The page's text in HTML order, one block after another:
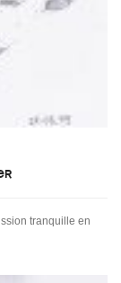
tranquille en